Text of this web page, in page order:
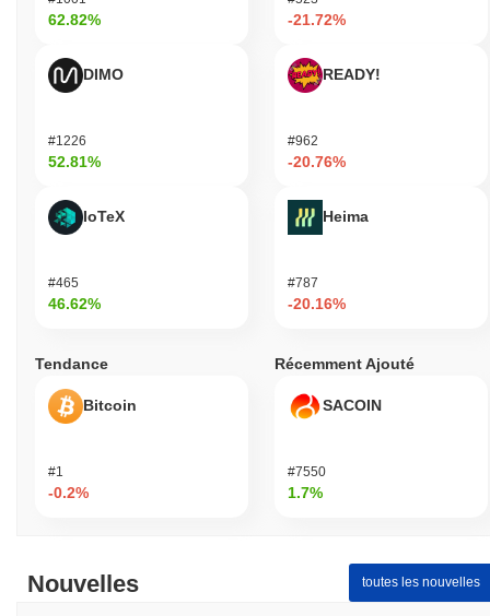
62.82%
DIMO
#1226
52.81%
IoTeX
#465
46.62%
-21.72%
READY!
#962
-20.76%
Heima
#787
-20.16%
Tendance
Bitcoin
#1
-0.2%
Récemment Ajouté
SACOIN
#7550
1.7%
Nouvelles toutes les nouvelles